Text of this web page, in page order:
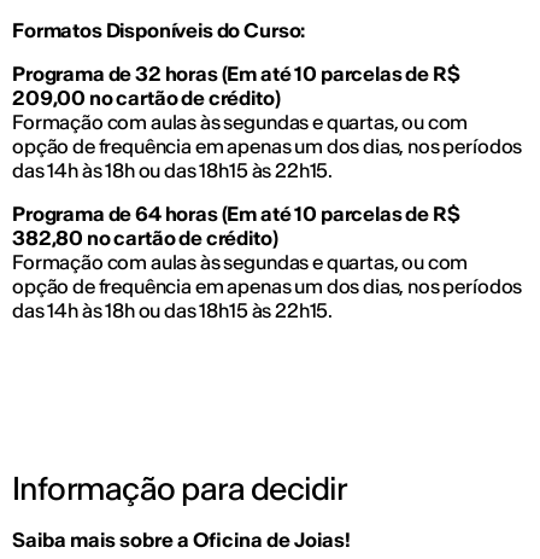
Formatos Disponíveis do Curso:
Programa de 32 horas (Em até 10 parcelas de R$
209,00 no cartão de crédito)
Formação com aulas às segundas e quartas, ou com
opção de frequência em apenas um dos dias, nos períodos
das 14h às 18h ou das 18h15 às 22h15.
Programa de 64 horas (Em até 10 parcelas de R$
382,80 no cartão de crédito)
Formação com aulas às segundas e quartas, ou com
opção de frequência em apenas um dos dias, nos períodos
das 14h às 18h ou das 18h15 às 22h15.
Informação para decidir
Saiba mais sobre a Oficina de Joias!